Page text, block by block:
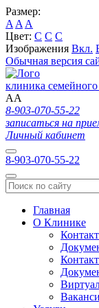
Размер:
A A A
Цвет: C C C
Изображения Вкл.
Обычная версия
клиника семейного
AA
8-903-070-55-22
записаться на
Личный кабинет
8-903-070-55-22
Главная
О Клинике